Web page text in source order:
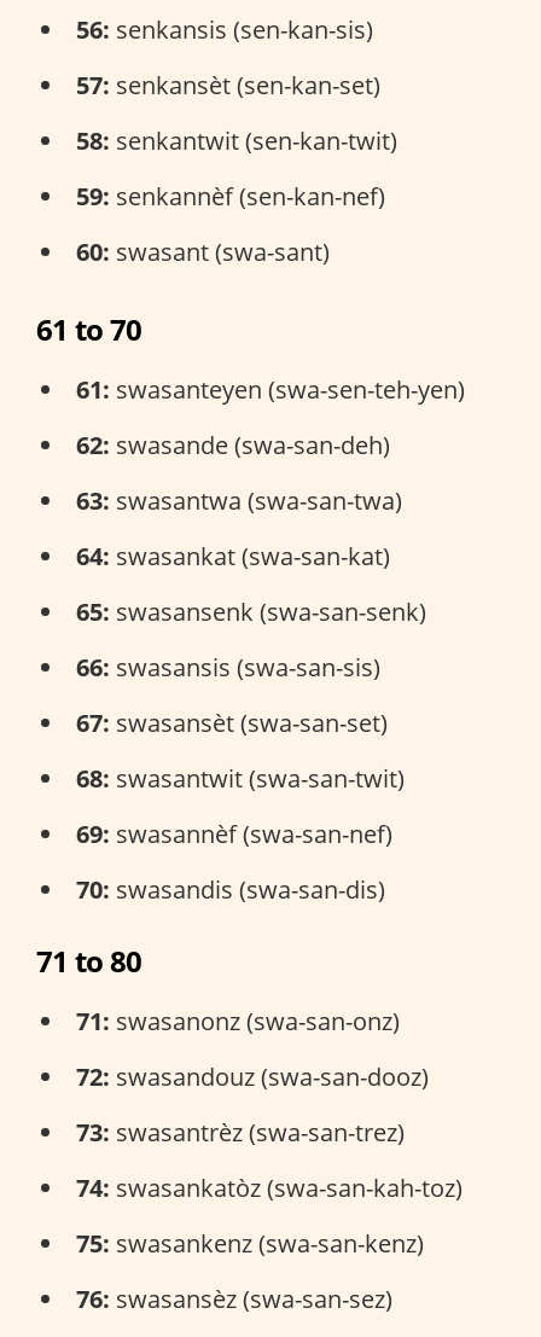
56: senkansis (sen-kan-sis)
57: senkansèt (sen-kan-set)
58: senkantwit (sen-kan-twit)
59: senkannèf (sen-kan-nef)
60: swasant (swa-sant)
61 to 70
61: swasanteyen (swa-sen-teh-yen)
62: swasande (swa-san-deh)
63: swasantwa (swa-san-twa)
64: swasankat (swa-san-kat)
65: swasansenk (swa-san-senk)
66: swasansis (swa-san-sis)
67: swasansèt (swa-san-set)
68: swasantwit (swa-san-twit)
69: swasannèf (swa-san-nef)
70: swasandis (swa-san-dis)
71 to 80
71: swasanonz (swa-san-onz)
72: swasandouz (swa-san-dooz)
73: swasantrèz (swa-san-trez)
74: swasankatòz (swa-san-kah-toz)
75: swasankenz (swa-san-kenz)
76: swasansèz (swa-san-sez)